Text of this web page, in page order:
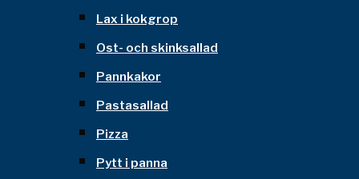
Lax i kokgrop
Ost- och skinksallad
Pannkakor
Pastasallad
Pizza
Pytt i panna